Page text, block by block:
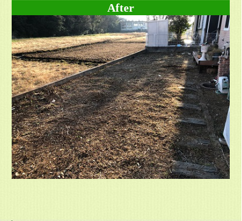
After